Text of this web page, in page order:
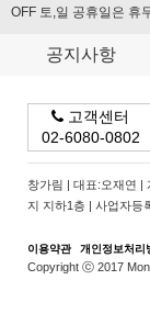
OFF 토,일 공휴일은 휴
공지사항
고객센터
02-6080-0802
창가림 | 대표:오재연 |
지 지하1층 | 사업자등
이용약관 개인정보처리
Copyright ⓒ 2017